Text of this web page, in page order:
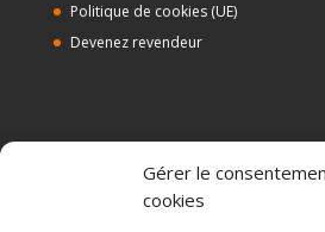
Gérer le
cookies
Politique de cookies (UE)
Devenez revendeur
ALMA BIO DISTRIBUTION
Depuis 2008, Alma Bio Distribution